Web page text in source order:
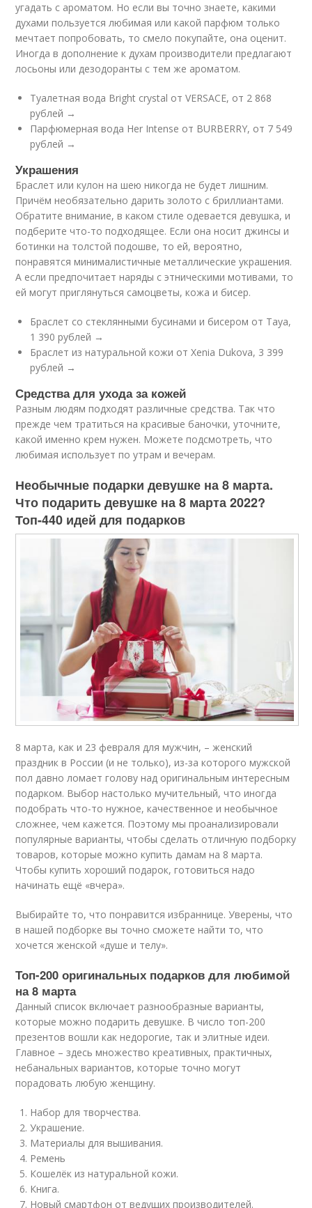
угадать с ароматом. Но если вы точно знаете, какими
духами пользуется любимая или какой парфюм только
мечтает попробовать, то смело покупайте, она оценит.
Иногда в дополнение к духам производители предлагают
лосьоны или дезодоранты с тем же ароматом.
Туалетная вода Bright crystal от VERSACE, от 2 868
рублей →
Парфюмерная вода Неr Intense от BURBERRY, от 7 549
рублей →
Украшения
Браслет или кулон на шею никогда не будет лишним.
Причём необязательно дарить золото с бриллиантами.
Обратите внимание, в каком стиле одевается девушка, и
подберите что-то подходящее. Если она носит джинсы и
ботинки на толстой подошве, то ей, вероятно,
понравятся минималистичные металлические украшения.
А если предпочитает наряды с этническими мотивами, то
ей могут приглянуться самоцветы, кожа и бисер.
Браслет со стеклянными бусинами и бисером от Taya,
1 390 рублей →
Браслет из натуральной кожи от Xenia Dukova, 3 399
рублей →
Средства для ухода за кожей
Разным людям подходят различные средства. Так что
прежде чем тратиться на красивые баночки, уточните,
какой именно крем нужен. Можете подсмотреть, что
любимая использует по утрам и вечерам.
Необычные подарки девушке на 8 марта.
Что подарить девушке на 8 марта 2022?
Топ-440 идей для подарков
8 марта, как и 23 февраля для мужчин, – женский
праздник в России (и не только), из-за которого мужской
пол давно ломает голову над оригинальным интересным
подарком. Выбор настолько мучительный, что иногда
подобрать что-то нужное, качественное и необычное
сложнее, чем кажется. Поэтому мы проанализировали
популярные варианты, чтобы сделать отличную подборку
товаров, которые можно купить дамам на 8 марта.
Чтобы купить хороший подарок, готовиться надо
начинать ещё «вчера».
Выбирайте то, что понравится избраннице. Уверены, что
в нашей подборке вы точно сможете найти то, что
хочется женской «душе и телу».
Топ-200 оригинальных подарков для любимой
на 8 марта
Данный список включает разнообразные варианты,
которые можно подарить девушке. В число топ-200
презентов вошли как недорогие, так и элитные идеи.
Главное – здесь множество креативных, практичных,
небанальных вариантов, которые точно могут
порадовать любую женщину.
Набор для творчества.
Украшение.
Материалы для вышивания.
Ремень
Кошелёк из натуральной кожи.
Книга.
Новый смартфон от ведущих производителей.